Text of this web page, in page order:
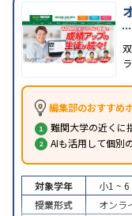
編集部のおすすめ
難関大学の近くに
AIも活用して個別
対象学年 小1 ~ 6
授業形式
オンラ